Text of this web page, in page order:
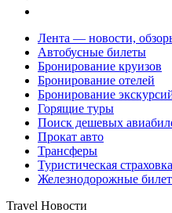
Лента — новости,
Автобусные билеты
Бронирование круизов
Бронирование отелей
Бронирование
Горящие туры
Поиск дешевых
Прокат авто
Трансферы
Туристическая страховка
Железнодорожные
Travel Новости